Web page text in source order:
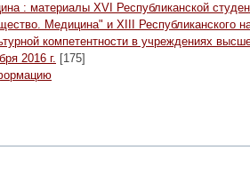
: материалы XVI Республиканской
Медицина" и XIII Республиканского
компетентности в учреждениях
2016 г. [175]